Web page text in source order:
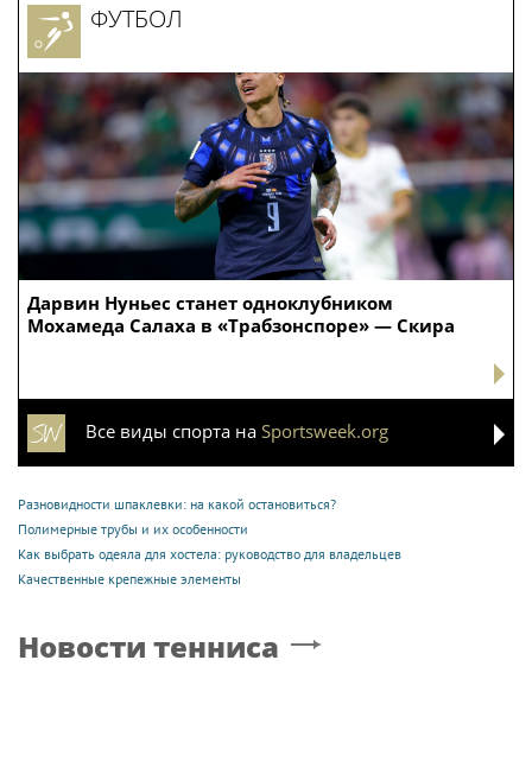
Дарвин Нуньес станет одноклубником
Мохамеда Салаха в «Трабзонспоре» — Скира
ФУТБОЛ
Все виды спорта на Sportsweek.org
Разновидности шпаклевки: на какой остановиться?
Полимерные трубы и их особенности
Как выбрать одеяла для хостела: руководство для владельцев
Качественные крепежные элементы
Новости тенниса